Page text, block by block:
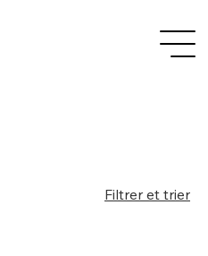
Filtrer et trier